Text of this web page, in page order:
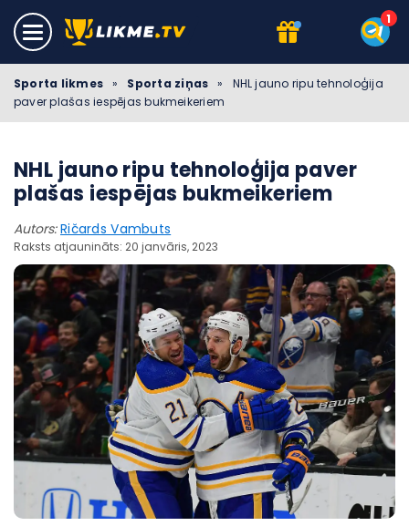
Sporta likmes » Sporta ziņas »
NHL jauno ripu tehnoloģija
paver plašas iespējas bukmeikeriem
NHL jauno ripu tehnoloģija paver
plašas iespējas bukmeikeriem
Autors:Ričards Vambuts
Raksts atjaunināts: 20 janvāris, 2023